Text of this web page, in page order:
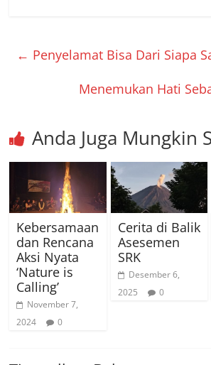
← Penyelamat Bisa Dari Siapa
Menemukan Hati
Anda Juga Mungkin
Kebersamaan
dan Rencana
Aksi Nyata
‘Nature is
Calling’
November 7,
2024
0
Cerita di Balik
Asesemen
SRK
Desember 6,
2025
0